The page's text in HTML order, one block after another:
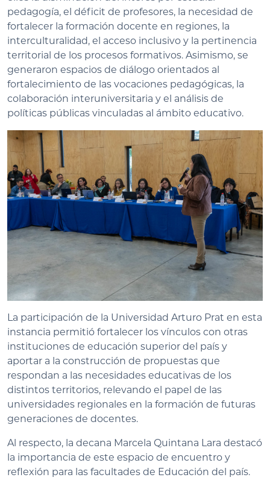
pedagogía, el déficit de profesores, la necesidad de
fortalecer la formación docente en regiones, la
interculturalidad, el acceso inclusivo y la pertinencia
territorial de los procesos formativos. Asimismo, se
generaron espacios de diálogo orientados al
fortalecimiento de las vocaciones pedagógicas, la
colaboración interuniversitaria y el análisis de
políticas públicas vinculadas al ámbito educativo.
La participación de la Universidad Arturo Prat en esta
instancia permitió fortalecer los vínculos con otras
instituciones de educación superior del país y
aportar a la construcción de propuestas que
respondan a las necesidades educativas de los
distintos territorios, relevando el papel de las
universidades regionales en la formación de futuras
generaciones de docentes.
Al respecto, la decana Marcela Quintana Lara destacó
la importancia de este espacio de encuentro y
reflexión para las facultades de Educación del país.